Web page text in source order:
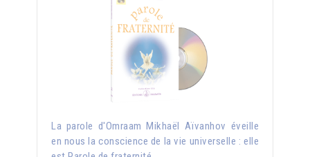
La parole d'Omraam Mikhaël Aïvanhov éveille
en nous la conscience de la vie universelle : elle